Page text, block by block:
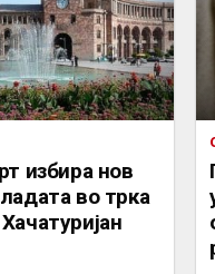
избира нов
во трка